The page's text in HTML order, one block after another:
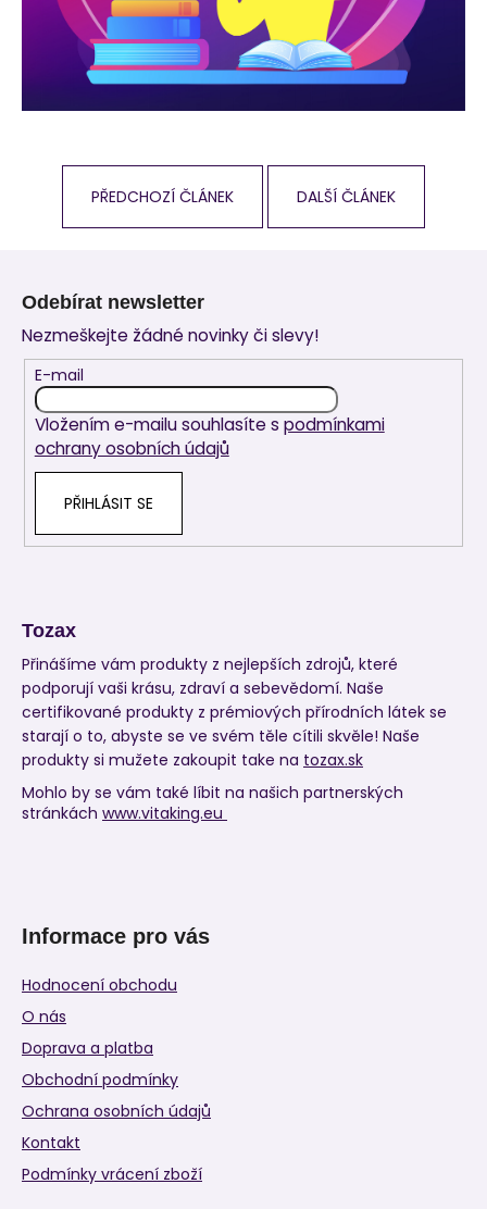
PŘEDCHOZÍ ČLÁNEK DALŠÍ ČLÁNEK
Odebírat newsletter
Nezmeškejte žádné novinky či slevy!
E-mail
Vložením e-mailu souhlasíte s podmínkami
ochrany osobních údajů
PŘIHLÁSIT SE
Tozax
Přinášíme vám produkty z nejlepších zdrojů, které
podporují vaši krásu, zdraví a sebevědomí. Naše
certifikované produkty z prémiových přírodních látek se
starají o to, abyste se ve svém těle cítili skvěle! Naše
produkty si mužete zakoupit take na tozax.sk
Mohlo by se vám také líbit na našich partnerských
stránkách www.vitaking.eu
Informace pro vás
Hodnocení obchodu
O nás
Doprava a platba
Obchodní podmínky
Ochrana osobních údajů
Kontakt
Podmínky vrácení zboží